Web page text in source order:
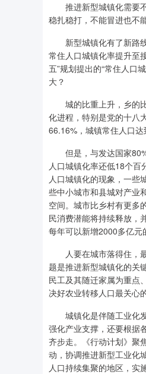
推进新型城镇化需要不
稳扎稳打，不能冒进也不
新型城镇化有了新路线
常住人口城镇化率提升至
五”规划提出的“常住人口
大？
城的比重上升，乡的比
化进程，特别是党的十八
66.16%，城镇常住人口
但是，与发达国家80%
人口城镇化率还低18个
人口城镇化的现象，一些
些中小城市和县城对产业
空间。城市比乡村有更多
民消费潜能将持续释放，
每年可以新增2000多亿元
人要在城市落得住，最
题是推进新型城镇化的关
民工及其随迁家属为重点
决好农业转移人口最关心
城镇化是伴随工业化发
强化产业支撑，还要根据
齐步走。《行动计划》聚
动，协调推进新型工业化
人口持续集聚的地区，实